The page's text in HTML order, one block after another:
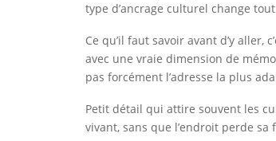
type d’ancrage culturel change
Ce qu’il faut savoir avant d’y
avec une vraie dimension de
pas forcément l’adresse la plus
Petit détail qui attire souvent les
vivant, sans que l’endroit perde